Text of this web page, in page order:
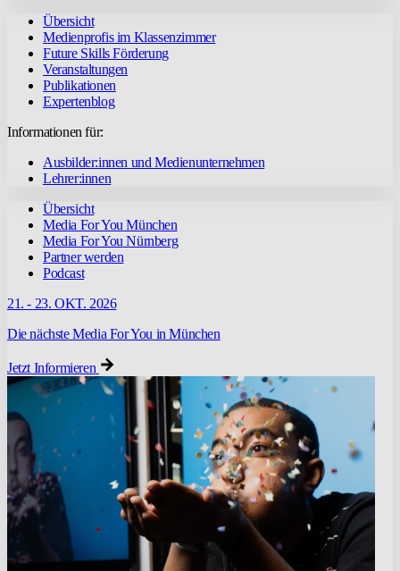
Übersicht
Medienprofis im Klassenzimmer
Future Skills Förderung
Veranstaltungen
Publikationen
Expertenblog
Informationen für:
Ausbilder:innen und Medienunternehmen
Lehrer:innen
Übersicht
Media For You München
Media For You Nürnberg
Partner werden
Podcast
21. - 23. OKT. 2026
Die nächste Media For You in München
Jetzt Informieren